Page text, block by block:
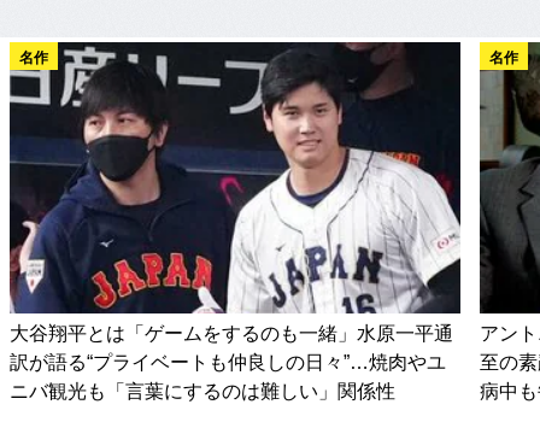
名作
大谷翔平とは「ゲームをするのも一緒」水原一平通
訳が語る“プライベートも仲良しの日々”…焼肉やユ
ニバ観光も「言葉にするのは難しい」関係性
名作
アン
至の
病中